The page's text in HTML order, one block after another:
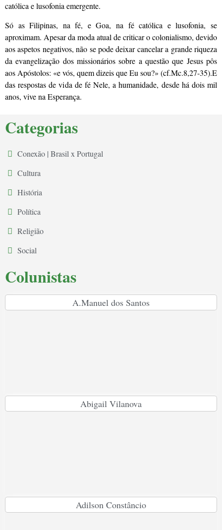
católica e lusofonia emergente.
Só as Filipinas, na fé, e Goa, na fé católica e lusofonia, se
aproximam. Apesar da moda atual de criticar o colonialismo, devido
aos aspetos negativos, não se pode deixar cancelar a grande riqueza
da evangelização dos missionários sobre a questão que Jesus pôs
aos Apóstolos: «e vós, quem dizeis que Eu sou?» (cf.Mc.8,27-35).E
das respostas de vida de fé Nele, a humanidade, desde há dois mil
anos, vive na Esperança.
Categorias
Conexão | Brasil x Portugal
Cultura
História
Política
Religião
Social
Colunistas
A.Manuel dos Santos
Abigail Vilanova
Adilson Constâncio